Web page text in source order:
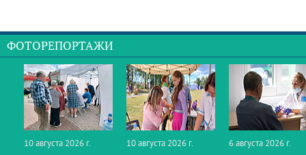
ФОТОРЕПОРТАЖИ
10 августа 2026 г.
10 августа 2026 г.
6 августа 2026 г.